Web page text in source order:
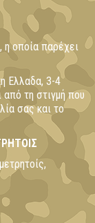
, η οποία παρέχει
Ελλαδα, 3-4
τη στιγμή που
σας και το